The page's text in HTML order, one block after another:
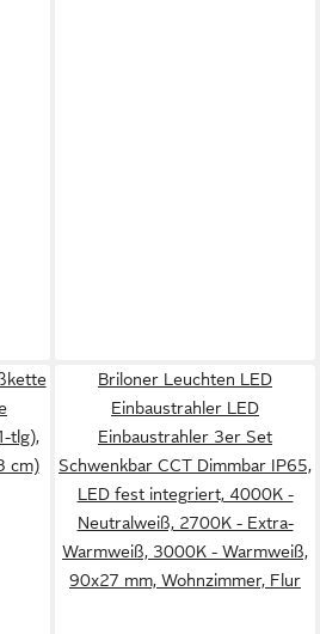
tlg),
cm)
Briloner Leuchten LED
Einbaustrahler LED
Einbaustrahler 3er Set
Schwenkbar CCT Dimmbar IP65,
LED fest integriert, 4000K -
Neutralweiß, 2700K - Extra-
Warmweiß, 3000K - Warmweiß,
90x27 mm, Wohnzimmer, Flur